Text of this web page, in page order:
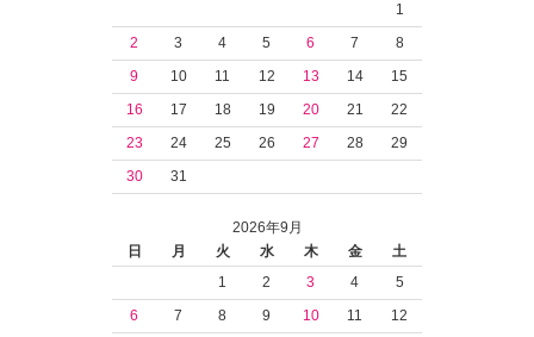
1
2
3 4 5 6 7
8
9
10 11 12 13 14
15
16
17 18 19 20 21
22
23
24 25 26 27 28
29
30
31
2026年9月
日
月 火 水 木 金
土
1
2 3 4
5
6
7 8 9 10 11
12